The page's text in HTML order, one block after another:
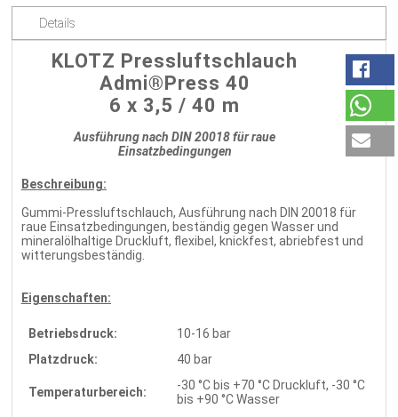
Details
KLOTZ Pressluftschlauch
Admi®Press 40
6 x 3,5 / 40 m
Ausführung nach DIN 20018 für raue
Einsatzbedingungen
Beschreibung:
Gummi-Pressluftschlauch, Ausführung nach DIN 20018 für
raue Einsatzbedingungen, beständig gegen Wasser und
mineralölhaltige Druckluft, flexibel, knickfest, abriebfest und
witterungsbeständig.
Eigenschaften:
Betriebsdruck:
10-16 bar
Platzdruck:
40 bar
Temperaturbereich:
-30 °C bis +70 °C Druckluft, -30 °C
bis +90 °C Wasser